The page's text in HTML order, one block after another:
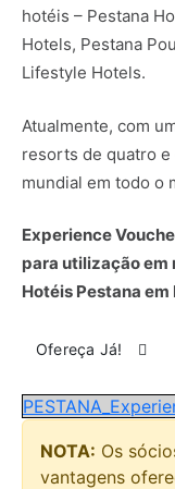
hotéis – Pestana
Hotels, Pestana
Lifestyle Hotels.
Atualmente, com
resorts de quatro
mundial em todo o
Experience
para utilização em
Hotéis Pestana
Ofereça Já!
NOTA: Os
vantagens